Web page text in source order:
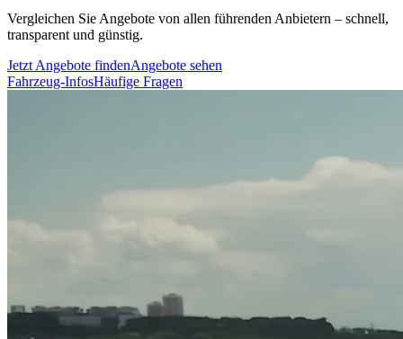
Vergleichen Sie Angebote von allen führenden Anbietern – schnell,
transparent und günstig.
Jetzt Angebote findenAngebote sehen
Fahrzeug-InfosHäufige Fragen